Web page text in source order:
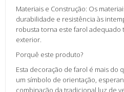
Materiais e Construção: Os
durabilidade e resistência às
robusta torna este farol
exterior.
Porquê este produto?
Esta decoração de farol é mais do
um símbolo de orientação,